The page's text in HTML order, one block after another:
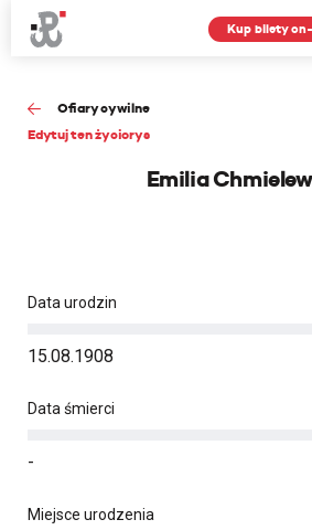
Kup bilety
Ofiary cywilne
Edytuj ten życiorys
Emilia
Data urodzin
15.08.1908
Data śmierci
-
Miejsce urodzenia